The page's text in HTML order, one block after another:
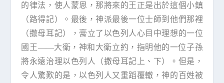
的律法，使人蒙恩，那將來的王正是出於這個小鎮
（路得記）。最後，神派最後一位士師到他們那裡
（撒母耳記），膏立了以色列人心目中理想的一位
國王——大衛，神和大衛立約，指明他的一位子孫
將永遠治理以色列人（撒母耳記上、下）。但是，
令人驚歎的是，以色列人又重蹈覆轍，神的百姓被